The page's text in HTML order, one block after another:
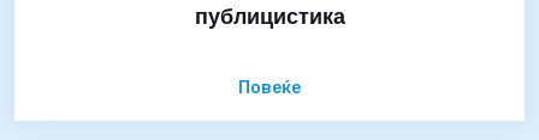
публицистика
Повеќе